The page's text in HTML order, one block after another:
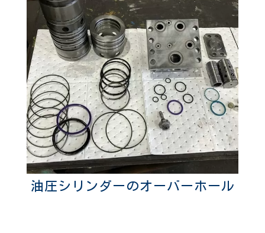
油圧シリンダーのオーバーホール